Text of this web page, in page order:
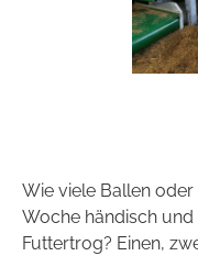
Wie viele Ballen
Woche händisch
Futtertrog? Einen,